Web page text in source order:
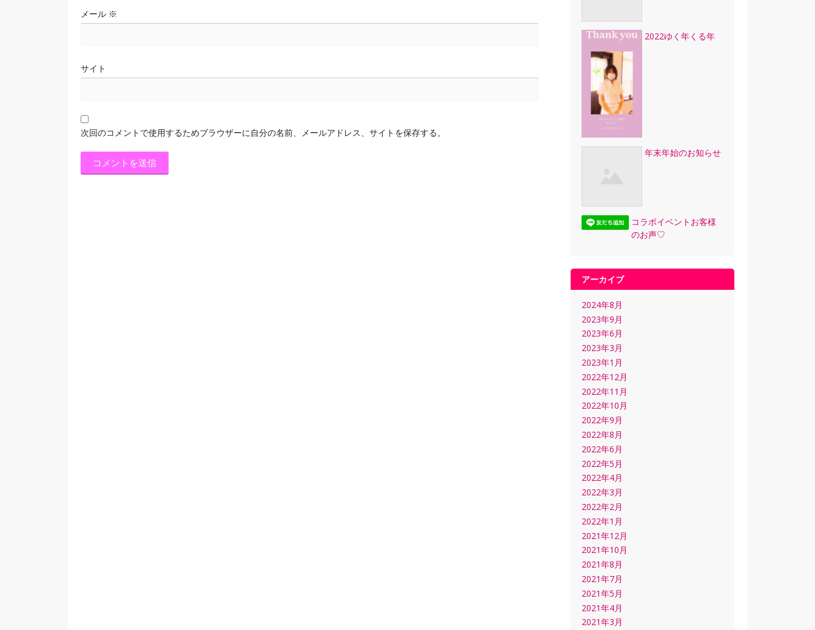
メール ※
サイト
次回のコメントで使用するためブラウザーに自分の名前、メールアドレス、サイトを保存する。
2022ゆく年くる年
年末年始のお知らせ
コラボイベントお客様
のお声♡
アーカイブ
2024年8月
2023年9月
2023年6月
2023年3月
2023年1月
2022年12月
2022年11月
2022年10月
2022年9月
2022年8月
2022年6月
2022年5月
2022年4月
2022年3月
2022年2月
2022年1月
2021年12月
2021年10月
2021年8月
2021年7月
2021年5月
2021年4月
2021年3月